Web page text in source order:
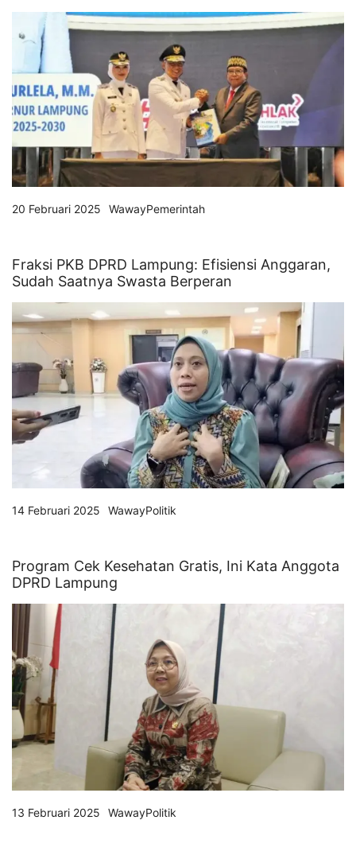
20 Februari 2025 WawayPemerintah
Fraksi PKB DPRD Lampung: Efisiensi Anggaran,
Sudah Saatnya Swasta Berperan
14 Februari 2025 WawayPolitik
Program Cek Kesehatan Gratis, Ini Kata Anggota
DPRD Lampung
13 Februari 2025 WawayPolitik